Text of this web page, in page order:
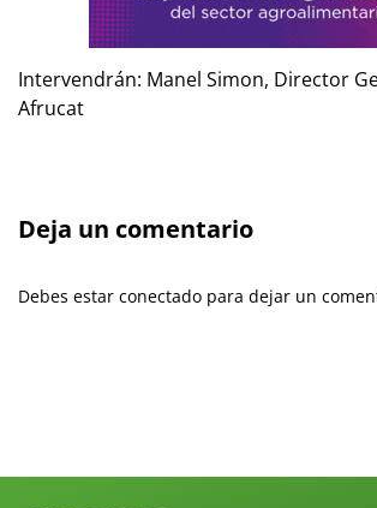
Intervendrán: Manel Simon, Director
Afrucat
Deja un comentario
Debes estar conectado para dejar un